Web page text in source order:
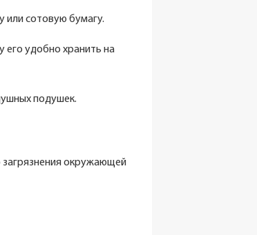
или сотовую бумагу.
его удобно хранить на
подушек.
загрязнения окружающей